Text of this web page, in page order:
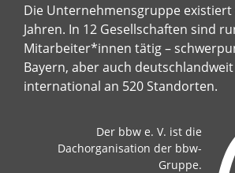
Die Unternehmensgruppe existiert
Jahren. In 12 Gesellschaften sind
Mitarbeiter*innen tätig –
Bayern, aber auch
international an 520 Standorten.
Der bbw e. V. ist die
Dachorganisation der bbw-
Gruppe.